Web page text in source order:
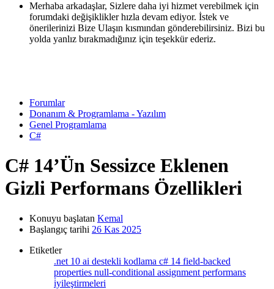
Merhaba arkadaşlar, Sizlere daha iyi hizmet verebilmek için
forumdaki değişiklikler hızla devam ediyor. İstek ve
önerilerinizi Bize Ulaşın kısmından gönderebilirsiniz. Bizi bu
yolda yanlız bırakmadığınız için teşekkür ederiz.
Forumlar
Donanım & Programlama - Yazılım
Genel Programlama
C#
C# 14’Ün Sessizce Eklenen
Gizli Performans Özellikleri
Konuyu başlatan Kemal
Başlangıç tarihi 26 Kas 2025
Etiketler
.net 10 ai destekli kodlama c# 14 field-backed
properties null-conditional assignment performans
i̇yileştirmeleri